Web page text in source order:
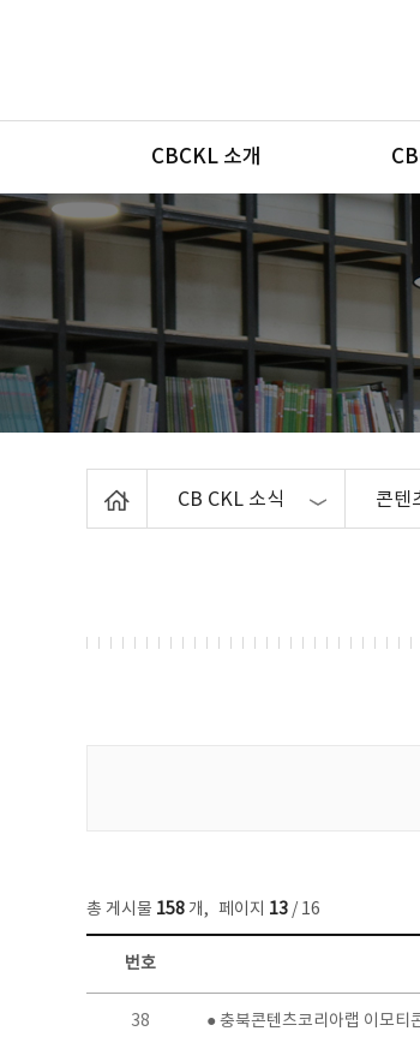
메뉴
CBCKL 소개
CB CKL 소식 콘텐
총 게시물 158 개, 페이지 13 / 16
콘텐츠이슈 목록 - 번호, 제목, 작성자, 파일, 조회수, 작성일 정보 제공
번호
38 ● 충북콘텐츠코리아랩 이모티